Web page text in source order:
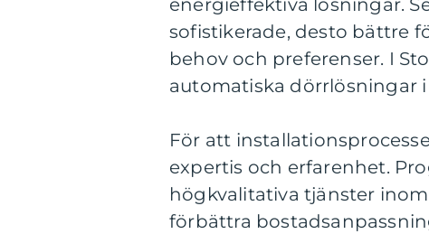
energieffektiva lösningar.
sofistikerade, desto bättre
behov och preferenser. I
automatiska dörrlösningar
För att
expertis och erfarenhet.
högkvalitativa tjänster
förbättra